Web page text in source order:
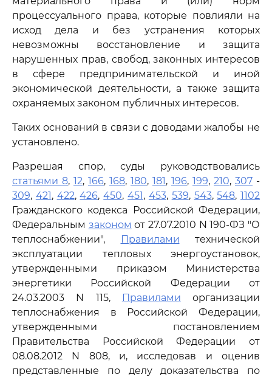
процессуального права, которые повлияли на
исход дела и без устранения которых
невозможны восстановление и защита
нарушенных прав, свобод, законных интересов
в сфере предпринимательской и иной
экономической деятельности, а также защита
охраняемых законом публичных интересов.
Таких оснований в связи с доводами жалобы не
установлено.
Разрешая спор, суды руководствовались
статьями 8, 12, 166, 168, 180, 181, 196, 199, 210, 307 -
309, 421, 422,426,450,451, 453, 539, 543,548,1102
Гражданского кодекса Российской Федерации,
Федеральным законом от 27.07.2010 N 190-ФЗ "О
теплоснабжении",
Правилами технической
эксплуатации тепловых энергоустановок,
утвержденными приказом Министерства
энергетики Российской Федерации от
24.03.2003 N 115,
Правилами организации
теплоснабжения в Российской Федерации,
утвержденными постановлением
Правительства Российской Федерации от
08.08.2012 N 808, и, исследовав и оценив
представленные по делу доказательства по